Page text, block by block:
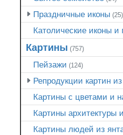
Праздничные иконы (25)
Католические иконы и
Картины (757)
Пейзажи (124)
Репродукции картин
Картины с цветами и
Картины архитектуры
Картины людей из